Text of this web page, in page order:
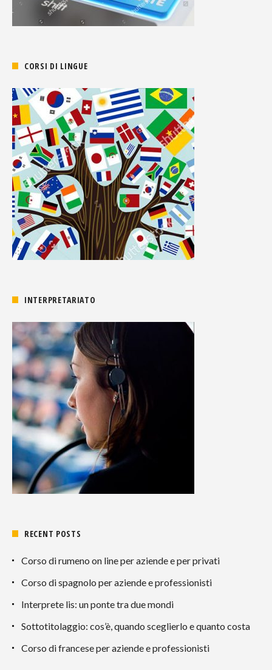
CORSI DI LINGUE
INTERPRETARIATO
RECENT POSTS
Corso di rumeno on line per aziende e per privati
Corso di spagnolo per aziende e professionisti
Interprete lis: un ponte tra due mondi
Sottotitolaggio: cos’è, quando sceglierlo e quanto costa
Corso di francese per aziende e professionisti